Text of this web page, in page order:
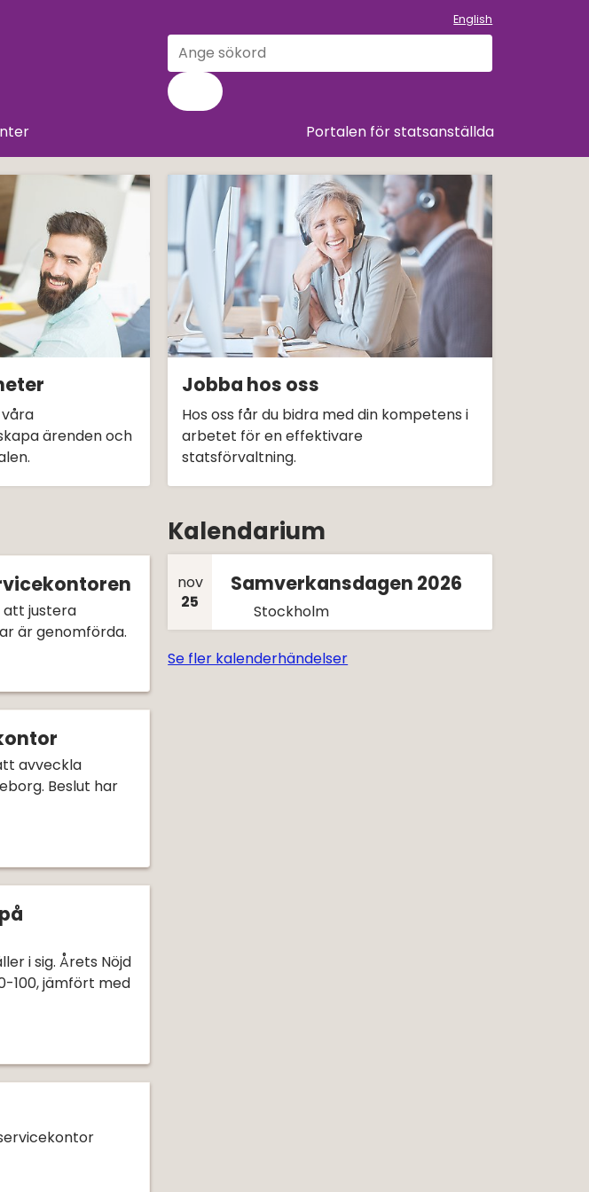
Till innehållet
English
Sök
Portalen för statsanställda
nyheter, pressmeddelanden och
ärenden och
Jobba hos oss
Hos oss får du bidra med din kompetens i
arbetet för en effektivare
statsförvaltning.
att justera
är genomförda.
avveckla
Beslut har
i sig. Årets Nöjd
100, jämfört med
Kalendarium
nov
25
Samverkans­dagen 2026
Stockholm
Se fler kalenderhändelser